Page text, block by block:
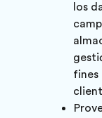
los
fines